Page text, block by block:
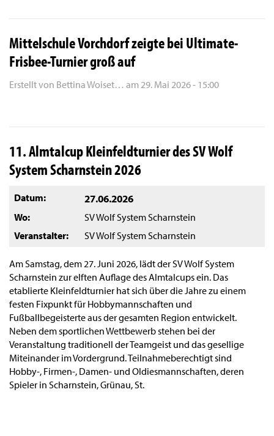
Mittelschule Vorchdorf zeigte bei Ultimate-
Frisbee-Turnier groß auf
Erstellt von Bettina Woiset… am 29. Mai 2026 - 15:00
11. Almtalcup Kleinfeldturnier des SV Wolf
System Scharnstein 2026
Datum 27.06.2026
Wo
SV Wolf System Scharnstein
Veranstalter
SV Wolf System Scharnstein
Am Samstag, dem 27. Juni 2026, lädt der SV Wolf System
Scharnstein zur elften Auflage des Almtalcups ein. Das
etablierte Kleinfeldturnier hat sich über die Jahre zu einem
festen Fixpunkt für Hobbymannschaften und
Fußballbegeisterte aus der gesamten Region entwickelt.
Neben dem sportlichen Wettbewerb stehen bei der
Veranstaltung traditionell der Teamgeist und das gesellige
Miteinander im Vordergrund. Teilnahmeberechtigt sind
Hobby-, Firmen-, Damen- und Oldiesmannschaften, deren
Spieler in Scharnstein, Grünau, St.